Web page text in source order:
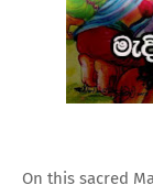
On this sacred